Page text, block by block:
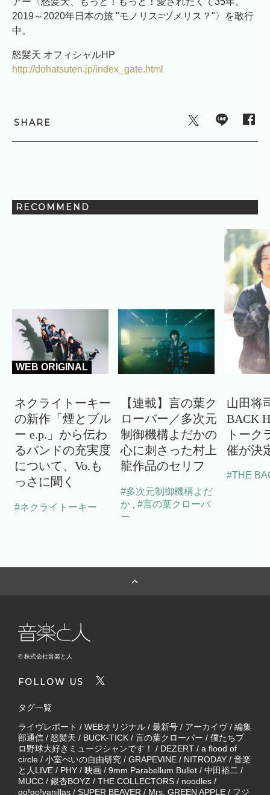
2019～2020年日本の旅 "モノリス=ヅメリス？"〉を敢行
中。
怒髪天 オフィシャルHP
http://dohatsuten.jp/index_gate.html
SHARE
RECOMMEND
WEB ORIGINAL
ネクライトーキー
の新作「煙とブル
ー e.p.」から伝わ
るバンドの充実度
について、Vo.も
っさに聞く
#ネクライトーキー
【連載】言の葉ク
ローバー／多次元
制御機構よだかの
心に刺さった村上
龍作品のセリフ
#多次元制御機構よだ
か
#言の葉クローバ
ー
山田将
BACK
トーク
催が決
#THE
© 株式会社音楽と人
FOLLOW US
タグ一覧
ライヴレポート / WEBオリジナル / 最新号 / アーカイヴ/ 編集
部通信 / 怒髪天 / BUCK-TICK / 言の葉クローバー / 僕たちプ
ロ野球大好きミュージシャンです！
/ DEZERT / a flood of
circle / 小室ぺいの自由研究 / GRAPEVINE / NITRODAY / 音楽
と人LIVE / PHY / 映画 / 9mm Parabellum Bullet / 中田裕二 /
MUCC / 銀杏BOYZ / THE COLLECTORS / noodles /
go!go!vanillas / SUPER BEAVER / Mrs. GREEN APPLE / フジ